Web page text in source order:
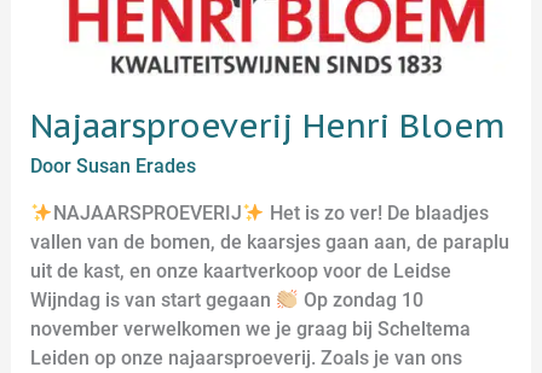
Najaarsproeverij Henri Bloem
DoorSusan Erades
NAJAARSPROEVERIJ
Het is zo ver! De blaadjes
vallen van de bomen, de kaarsjes gaan aan, de paraplu
uit de kast, en onze kaartverkoop voor de Leidse
Wijndag is van start gegaan
Op zondag 10
november verwelkomen we je graag bij Scheltema
Leiden op onze najaarsproeverij. Zoals je van ons